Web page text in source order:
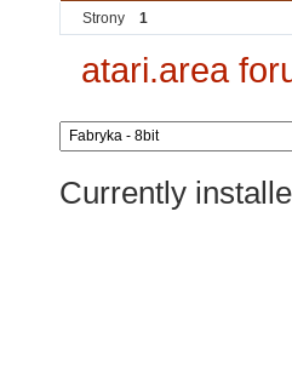
Strony 1
atari.area
Currently